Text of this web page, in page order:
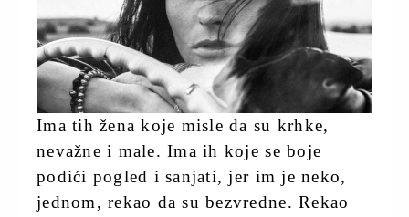
Ima tih žena koje misle da su krhke,
nevažne i male. Ima ih koje se boje
podići pogled i sanjati, jer im je neko,
jednom, rekao da su bezvredne. Rekao